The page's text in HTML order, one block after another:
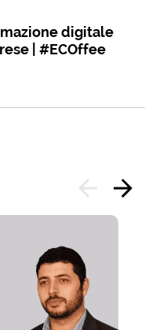
digitale
| #ECOffee